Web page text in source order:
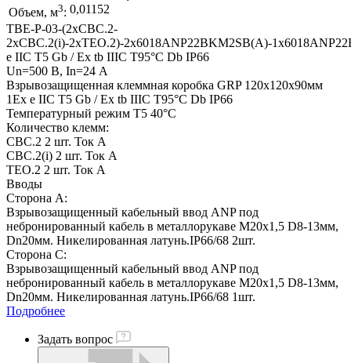
Объем, м3: 0,01152
TBE-P-03-(2xCBC.2-
2xCBC.2(i)-2xTEO.2)-2x6018ANP22BKM2SB(A)-
e IIC Т5 Gb / Ex tb IIIC T95°C Db IP66
Un=500 В, In=24 А
Взрывозащищенная клеммная коробка GRP 120x120x90мм
1Ex e IIC Т5 Gb / Ex tb IIIC T95°C Db IP66
Температурный режим Т5 40°C
Количество клемм:
CBC.2 2 шт. Ток А
CBC.2(i) 2 шт. Ток А
TEO.2 2 шт. Ток А
Вводы
Сторона А:
Взрывозащищенный кабельный ввод ANP под
небронированный кабель в металлорукаве M20х1,5 D8-13мм,
Dn20мм. Никелированная латунь.IP66/68 2шт.
Сторона C:
Взрывозащищенный кабельный ввод ANP под
небронированный кабель в металлорукаве M20х1,5 D8-13мм,
Dn20мм. Никелированная латунь.IP66/68 1шт.
Подробнее
Задать вопрос